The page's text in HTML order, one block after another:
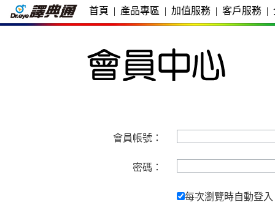
首頁 | 產品專區 | 加值服務 | 客戶服務 |
會員帳號：
密碼：
每次瀏覽時自動登入